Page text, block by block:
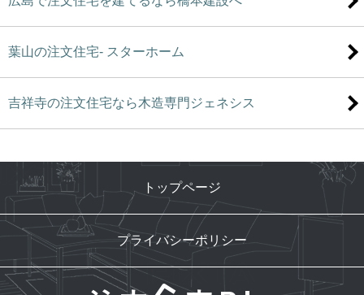
葉山の注文住宅- スターホーム
吉祥寺の注文住宅なら木造専門ジェネシス
トップページ
プライバシーポリシー